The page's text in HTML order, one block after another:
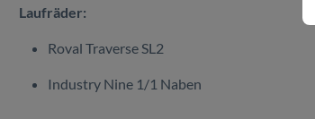
Laufräder:
Roval Traverse SL2
Industry Nine 1/1 Naben